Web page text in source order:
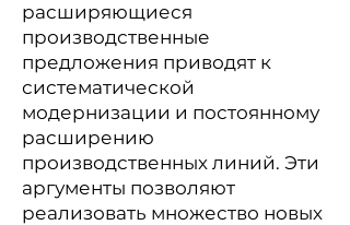
расширяющиеся
производственные
предложения приводят к
систематической
модернизации и постоянному
расширению
производственных линий. Эти
аргументы позволяют
реализовать множество новых